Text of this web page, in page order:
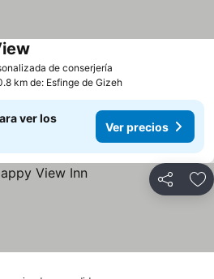
de conserjería
km de: Esfinge de Gizeh
ver los
Ver precios
Compartir